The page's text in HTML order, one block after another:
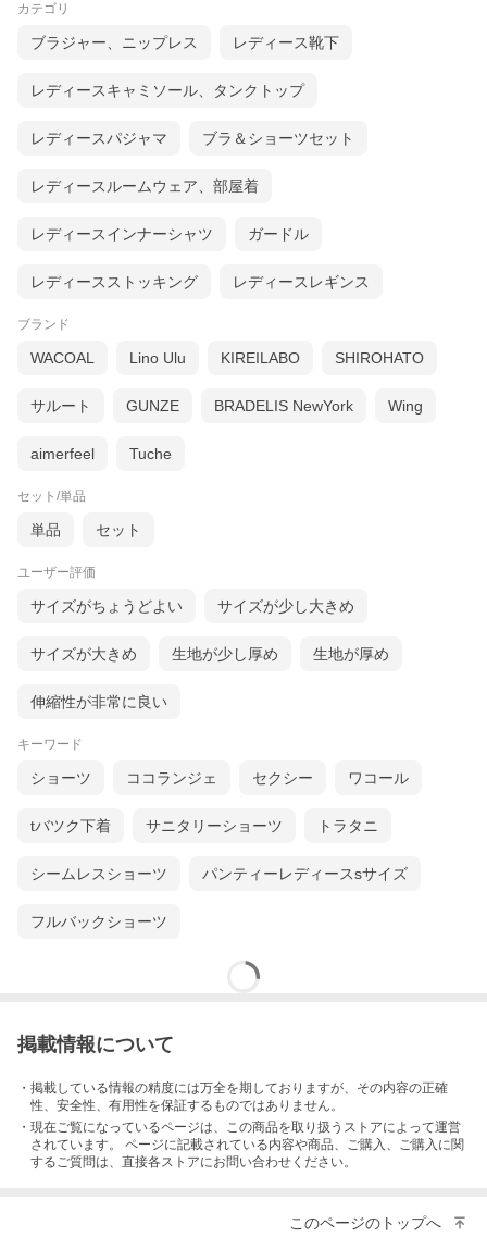
を包み込みます。マチ裏は吸放湿性に優れたシルク生地を
裏打ちしたことで、嫌なムレ感が軽減され、快適。心地よ
い肌触りと、締め付けのない楽な穿き心地に ココロもカ
ラダも癒やされる一枚です。
オーガニックコットン ストレッチ
カテゴリ
ブラジャー、ニップレス レディース靴下
レディースキャミソール、タンクトップ
レディースパジャマ ブラ＆ショーツセット
レディースルームウェア、部屋着
レディースインナーシャツ ガードル
レディースストッキング レディースレギンス
ブランド
WACOAL Lino Ulu KIREILABO SHIROHATO
サルート GUNZE BRADELIS NewYork Wing
aimerfeel Tuche
セット/単品
単品 セット
ユーザー評価
サイズがちょうどよい サイズが少し大きめ
サイズが大きめ 生地が少し厚め 生地が厚め
伸縮性が非常に良い
キーワード
ショーツ ココランジェ セクシー ワコール
tバツク下着 サニタリーショーツ トラタニ
シームレスショーツ パンティーレディースsサイズ
フルバックショーツ
掲載情報について
・掲載している情報の精度には万全を期しておりますが、その内容の正確
性、安全性、有用性を保証するものではありません。
・現在ご覧になっているページは、この商品を取り扱うストアによって運営
されています。 ページに記載されている内容や商品、ご購入 、ご購入に関
するご質問は、直接各ストアにお問い合わせください。
このページのトップへ